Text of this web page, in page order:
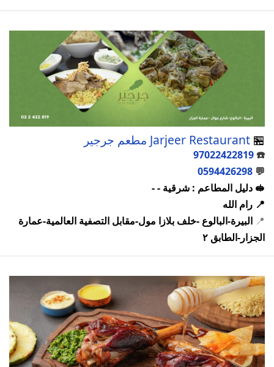
🏪 Jarjeer Restaurant مطعم جرجير
☎️
97022422819
💬
0594426298
🥪 دليل المطاعم : شرقية - -
📍 رام الله
📍 البيرة-البالوع -خلف بلازا مول-مقابل التصفية العالمية-عمارة
الجزار-الطابق ٢